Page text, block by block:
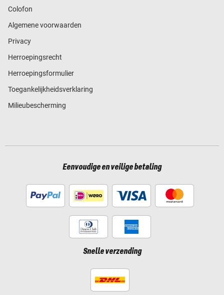
Colofon
Algemene voorwaarden
Privacy
Herroepingsrecht
Herroepingsformulier
Toegankelijkheidsverklaring
Milieubescherming
Eenvoudige en veilige betaling
Snelle verzending